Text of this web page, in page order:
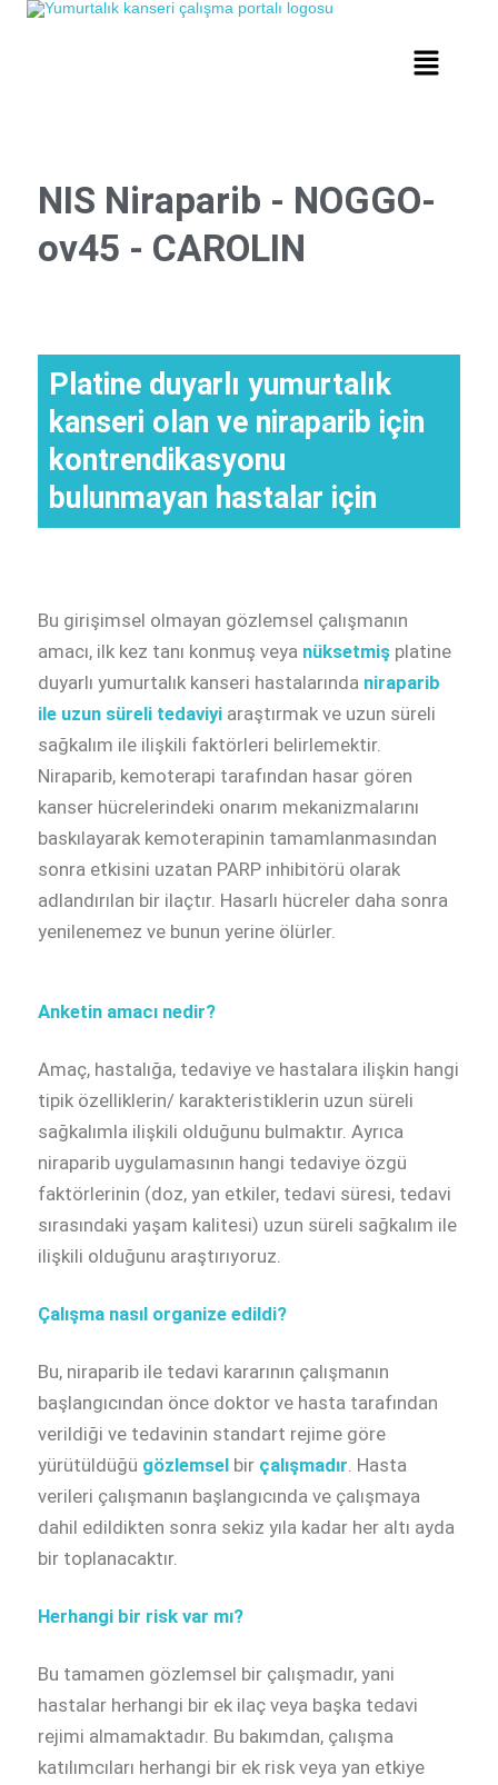
NIS Niraparib - NOGGO-
ov45 - CAROLIN
Platine duyarlı yumurtalık
kanseri olan ve niraparib için
kontrendikasyonu
bulunmayan hastalar için
Bu girişimsel olmayan gözlemsel çalışmanın
amacı, ilk kez tanı konmuş veya nüksetmiş platine
duyarlı yumurtalık kanseri hastalarında niraparib
ile uzun süreli tedaviyi araştırmak ve uzun süreli
sağkalım ile ilişkili faktörleri belirlemektir.
Niraparib, kemoterapi tarafından hasar gören
kanser hücrelerindeki onarım mekanizmalarını
baskılayarak kemoterapinin tamamlanmasından
sonra etkisini uzatan PARP inhibitörü olarak
adlandırılan bir ilaçtır. Hasarlı hücreler daha sonra
yenilenemez ve bunun yerine ölürler.
Anketin amacı nedir?
Amaç, hastalığa, tedaviye ve hastalara ilişkin hangi
tipik özelliklerin/ karakteristiklerin uzun süreli
sağkalımla ilişkili olduğunu bulmaktır. Ayrıca
niraparib uygulamasının hangi tedaviye özgü
faktörlerinin (doz, yan etkiler, tedavi süresi, tedavi
sırasındaki yaşam kalitesi) uzun süreli sağkalım ile
ilişkili olduğunu araştırıyoruz.
Çalışma nasıl organize edildi?
Bu, niraparib ile tedavi kararının çalışmanın
başlangıcından önce doktor ve hasta tarafından
verildiği ve tedavinin standart rejime göre
yürütüldüğü gözlemsel bir çalışmadır . Hasta
verileri çalışmanın başlangıcında ve çalışmaya
dahil edildikten sonra sekiz yıla kadar her altı ayda
bir toplanacaktır.
Herhangi bir risk var mı?
Bu tamamen gözlemsel bir çalışmadır, yani
hastalar herhangi bir ek ilaç veya başka tedavi
rejimi almamaktadır. Bu bakımdan, çalışma
katılımcıları herhangi bir ek risk veya yan etkiye